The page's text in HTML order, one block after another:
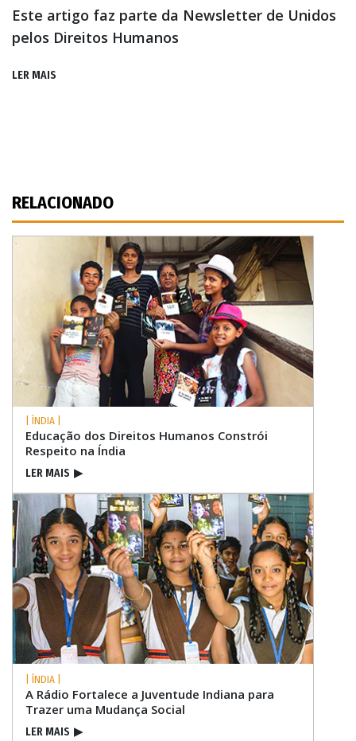
Este artigo faz parte da Newsletter de Unidos
pelos Direitos Humanos
LER MAIS
RELACIONADO
| ÍNDIA |
Educação dos Direitos Humanos Constrói
Respeito na Índia
LER MAIS ▶
| ÍNDIA |
A Rádio Fortalece a Juventude Indiana para
Trazer uma Mudança Social
LER MAIS ▶